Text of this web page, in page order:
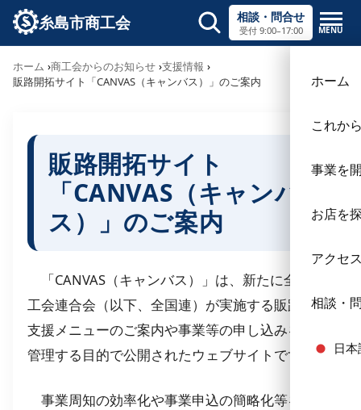
糸島市商工会 相談・問合せ
受付 9:00–17:00 MENU
サイト内検索
ホーム
これか
事業を
お店を
アクセ
相談・
日
ホーム 商工会からのお知らせ 支援情報
販路開拓サイト「CANVAS（キャンバス）」のご案内
販路開拓サイト
「CANVAS（キャンバ
ス）」のご案内
「CANVAS（キャンバス）」は、新たに全国商
工会連合会（以下、全国連）が実施する販路開拓
支援メニューのご案内や事業等の申し込みを一元
管理する目的で公開されたウェブサイトです。
事業周知の効率化や事業申込の簡略化等を目的